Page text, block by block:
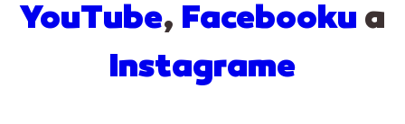
YouTube, Facebooku a
Instagrame